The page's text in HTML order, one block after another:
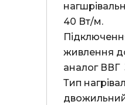
40 Вт/м.
живлення
аналог ВВГ
Тип